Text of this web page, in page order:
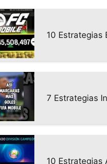
10 Estrategias
7 Estrategias
10 Estrategias